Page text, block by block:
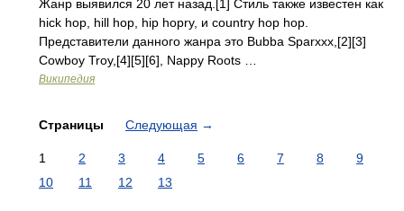
Жанр выявился 20 лет назад.[1] Стиль также известен как
hick hop, hill hop, hip hopry, и country hop hop.
Представители данного жанра это Bubba Sparxxx,[2][3]
Cowboy Troy,[4][5][6], Nappy Roots …
Википедия
Страницы Следующая →
1 2 3 4 5 6 7 8
9
10
11 12 13